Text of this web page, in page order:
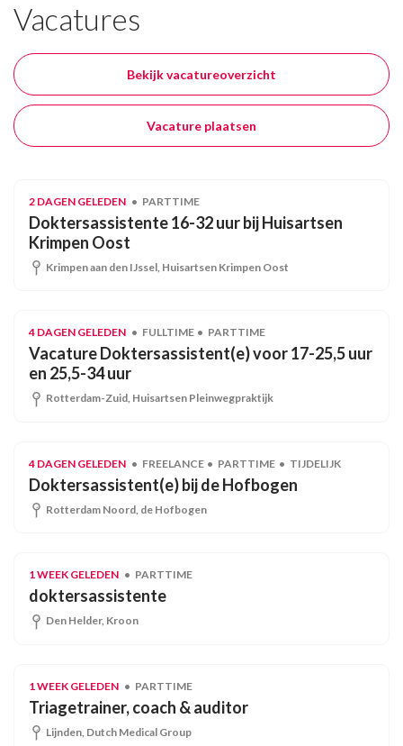
Vacatures
Bekijk vacatureoverzicht
Vacature plaatsen
2 DAGEN GELEDEN PARTTIME
Doktersassistente 16-32 uur bij Huisartsen
Krimpen Oost
Krimpen aan den IJssel, Huisartsen Krimpen Oost
4 DAGEN GELEDEN FULLTIME PARTTIME
Vacature Doktersassistent(e) voor 17-25,5 uur
en 25,5-34 uur
Rotterdam-Zuid, Huisartsen Pleinwegpraktijk
4 DAGEN GELEDEN FREELANCE PARTTIME TIJDELIJK
Doktersassistent(e) bij de Hofbogen
Rotterdam Noord, de Hofbogen
1 WEEK GELEDEN PARTTIME
doktersassistente
Den Helder, Kroon
1 WEEK GELEDEN PARTTIME
Triagetrainer, coach & auditor
Lijnden, Dutch Medical Group